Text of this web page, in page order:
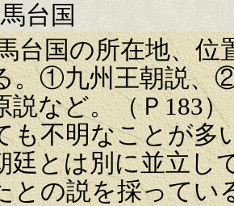
台国
台国の所在地、位
。①九州王朝説、
説など。（Ｐ183
も不明なことが多
廷とは別に並立し
との説を採ってい